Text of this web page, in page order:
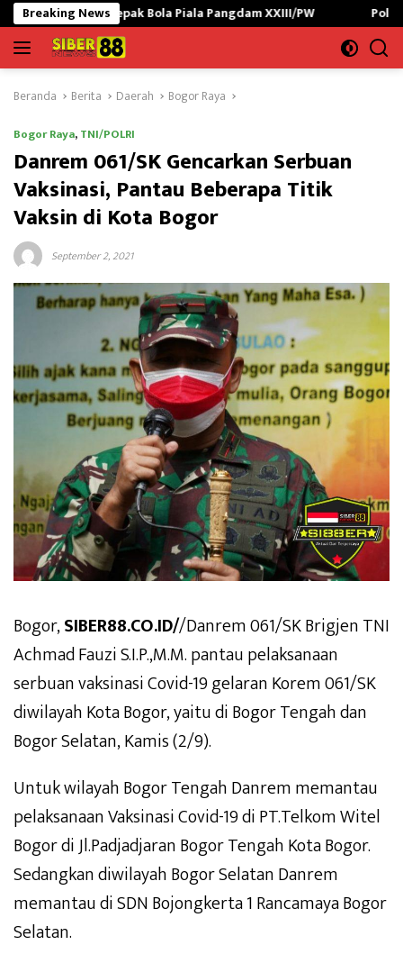
Langsung
ke
konten
Breaking News
Bola Piala Pangdam XXIII/PW Polres Lampung Utara
Beranda Berita Daerah Bogor Raya
Bogor Raya,TNI/POLRI
Danrem 061/SK Gencarkan Serbuan
Vaksinasi, Pantau Beberapa Titik
Vaksin di Kota Bogor
September 2, 2021
Bogor,SIBER88.CO.ID//Danrem 061/SK Brigjen TNI
Achmad Fauzi S.I.P.,M.M. pantau pelaksanaan
serbuan vaksinasi Covid-19 gelaran Korem 061/SK
diwilayah Kota Bogor, yaitu di Bogor Tengah dan
Bogor Selatan, Kamis (2/9).
Untuk wilayah Bogor Tengah Danrem memantau
pelaksanaan Vaksinasi Covid-19 di PT.Telkom Witel
Bogor di Jl.Padjadjaran Bogor Tengah Kota Bogor.
Sedangkan diwilayah Bogor Selatan Danrem
memantau di SDN Bojongkerta 1 Rancamaya Bogor
Selatan.